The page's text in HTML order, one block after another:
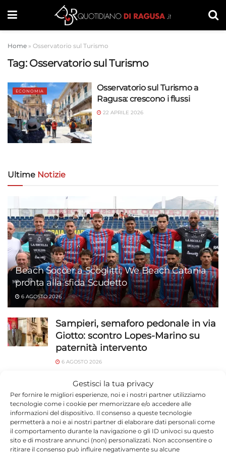
Gestisci la tua privacy
Per fornire le migliori esperienze, noi e i nostri partner utilizziamo
tecnologie come i cookie per memorizzare e/o accedere alle
informazioni del dispositivo. Il consenso a queste tecnologie
permetterà a noi e ai nostri partner di elaborare dati personali come
il comportamento durante la navigazione o gli ID univoci su questo
sito e di mostrare annunci (non) personalizzati. Non acconsentire o
ritirare il consenso può influire negativamente su alcune
Home » Osservatorio sul Turismo
Tag: Osservatorio sul Turismo
ECONOMIA
Osservatorio sul Turismo a
Ragusa: crescono i flussi
22 APRILE 2026
Ultime Notizie
Beach Soccer a Scoglitti, We Beach Catania
pronta alla sfida Scudetto
6 AGOSTO 2026
Sampieri, semaforo pedonale in via
Giotto: scontro Lopes-Marino su
paternità intervento
6 AGOSTO 2026
Ragusa, 184 operatori in campo a
luglio: 1.527 identificati e 23 stranieri
espulsi
6 AGOSTO 2026
Capretta legata sotto il sole sulla